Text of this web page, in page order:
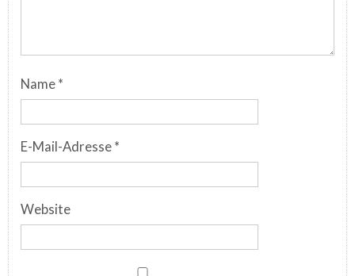
Name *
E-Mail-Adresse *
Website